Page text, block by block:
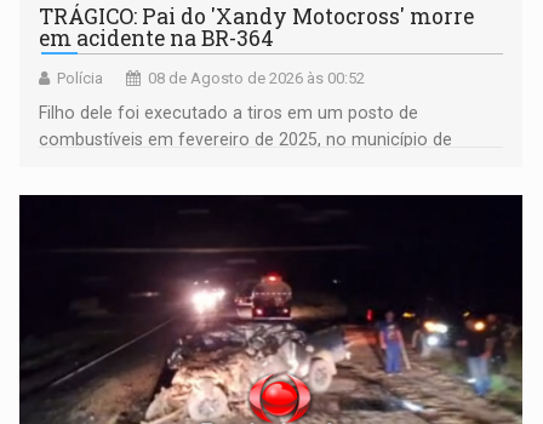
TRÁGICO: Pai do 'Xandy Motocross' morre
em acidente na BR-364
Polícia 08 de Agosto de 2026 às 00:52
Filho dele foi executado a tiros em um posto de
combustíveis em fevereiro de 2025, no município de